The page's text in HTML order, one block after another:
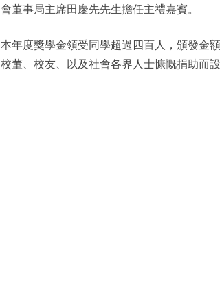
會董事局主席田慶先先生擔任主禮嘉賓。
本年度獎學金領受同學超過四百人，頒發金
校董、校友、以及社會各界人士慷慨捐助而